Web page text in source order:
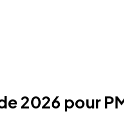
2026 pour